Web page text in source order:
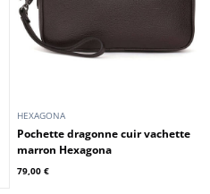
HEXAGONA
Pochette dragonne cuir vachette
marron Hexagona
79,00 €